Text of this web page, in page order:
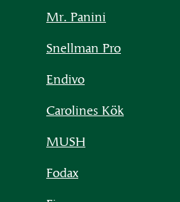
Mr. Panini
Snellman Pro
Endivo
Carolines Kök
MUSH
Fodax